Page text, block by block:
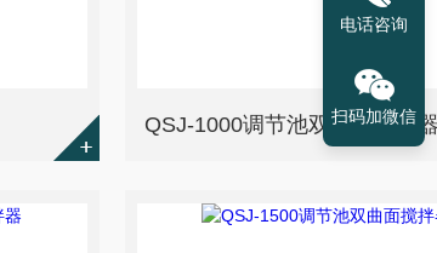
QSJ-1000调节池双曲面搅拌
电话咨询
扫码加微信